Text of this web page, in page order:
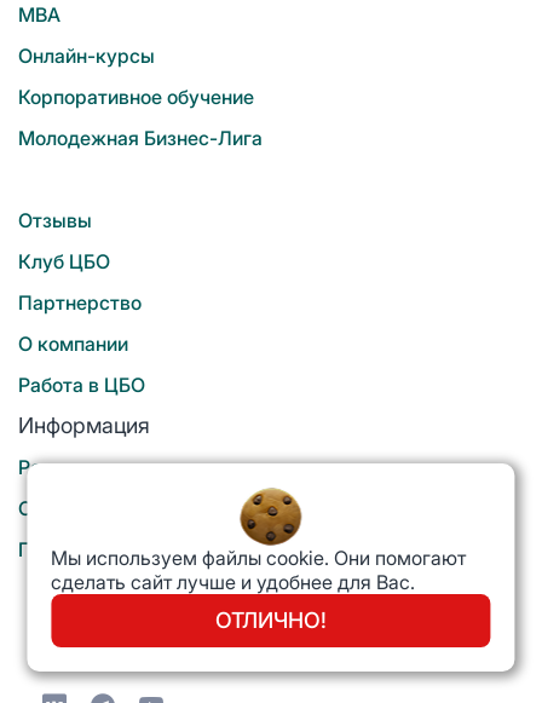
MBA
Онлайн-курсы
Корпоративное обучение
Молодежная Бизнес-Лига
Отзывы
Клуб ЦБО
Партнерство
О компании
Работа в ЦБО
Информация
Реквизиты
Об оплате банковскими картами
Политика конфиденциальности
8 800 700 1996
Мы используем файлы cookie. Они помогают
сделать сайт лучше и удобнее для Вас.
ОТЛИЧНО!